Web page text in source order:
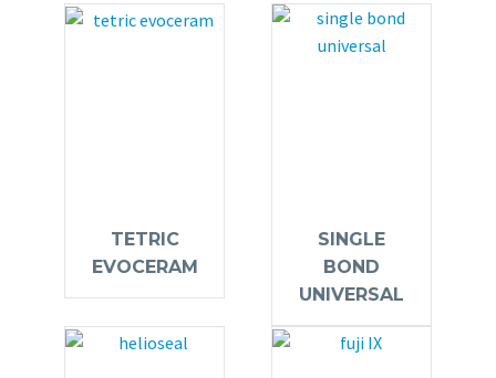
TETRIC
EVOCERAM
SINGLE
BOND
UNIVERSAL